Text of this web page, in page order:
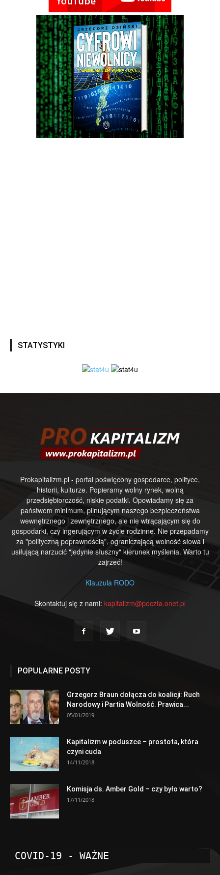
STATYSTYKI
Prokapitalizm.pl - portal poświęcony gospodarce, polityce,
historii, kulturze. Popieramy wolny rynek, wolną
przedsiębiorczość, niskie podatki. Opowiadamy się za
państwem minimum, pilnującym naszego bezpieczeństwa
wewnętrznego i zewnętrznego, ale nie wtrącającym się do
gospodarki, czy ingerującym w życie rodzinne. Nie przepadamy
za "polityczną poprawnością", ograniczającą wolność słowa i
usiłującą narzucić "jedynie słuszny" kierunek myślenia. Warto tu
zajrzeć!
Klauzula RODO
Skontaktuj się z nami: kapitalizm@poczta.onet.pl
POPULARNE POSTY
Grzegorz Braun dołącza do koalicji: Ruch
Narodowy i Partia Wolność. Prawica...
05/01/2019
Kapitalizm w poduszce – prostota, która
czyni cuda
14/11/2018
Komisja ds. Amber Gold – czy było warto?
17/11/2018
COVID-19 - WAŻNE